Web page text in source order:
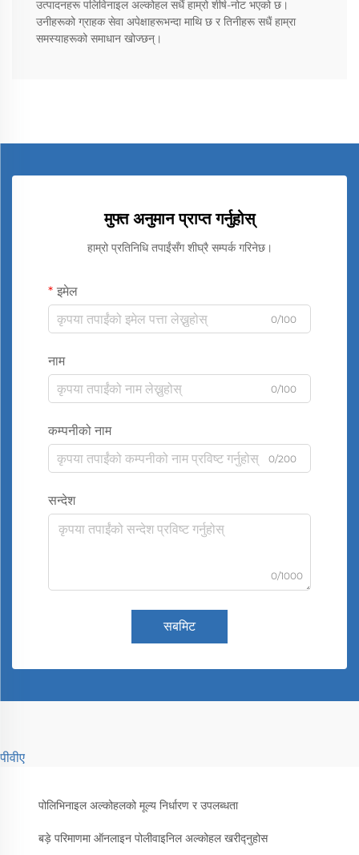
उत्पादनहरू पलिविनाइल अल्कोहल सधैं हाम्रो शीर्ष-नोट भएको छ।
उनीहरूको ग्राहक सेवा अपेक्षाहरूभन्दा माथि छ र तिनीहरू सधैं हाम्रा
समस्याहरूको समाधान खोज्छन्।
मुफ्त अनुमान प्राप्त गर्नुहोस्
हाम्रो प्रतिनिधि तपाईंसँग शीघ्रै सम्पर्क गरिनेछ।
इमेल
0/100
नाम
0/100
कम्पनीको नाम
0/200
सन्देश
0/1000
सबमिट
पीवीए
पोलिभिनाइल अल्कोहलको मूल्य निर्धारण र उपलब्धता
बड़े परिमाणमा ऑनलाइन पोलीवाइनिल अल्कोहल खरीद्नुहोस